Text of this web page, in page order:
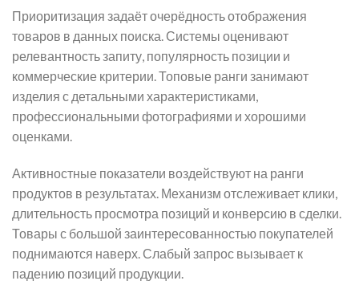
Приоритизация задаёт очерёдность отображения
товаров в данных поиска. Системы оценивают
релевантность запиту, популярность позиции и
коммерческие критерии. Топовые ранги занимают
изделия с детальными характеристиками,
профессиональными фотографиями и хорошими
оценками.
Активностные показатели воздействуют на ранги
продуктов в результатах. Механизм отслеживает клики,
длительность просмотра позиций и конверсию в сделки.
Товары с большой заинтересованностью покупателей
поднимаются наверх. Слабый запрос вызывает к
падению позиций продукции.